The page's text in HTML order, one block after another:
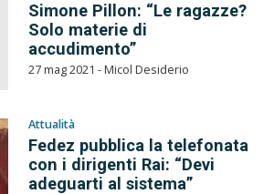
Simone Pillon: “Le ragazze?
Solo materie di
accudimento”
27 mag 2021 - Micol Desiderio
Attualità
Fedez pubblica la telefonata
con i dirigenti Rai: “Devi
adeguarti al sistema”